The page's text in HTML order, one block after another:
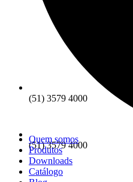
(51) 3579 4000
(51) 3579 4000
Quem somos
Produtos
Downloads
Catálogo